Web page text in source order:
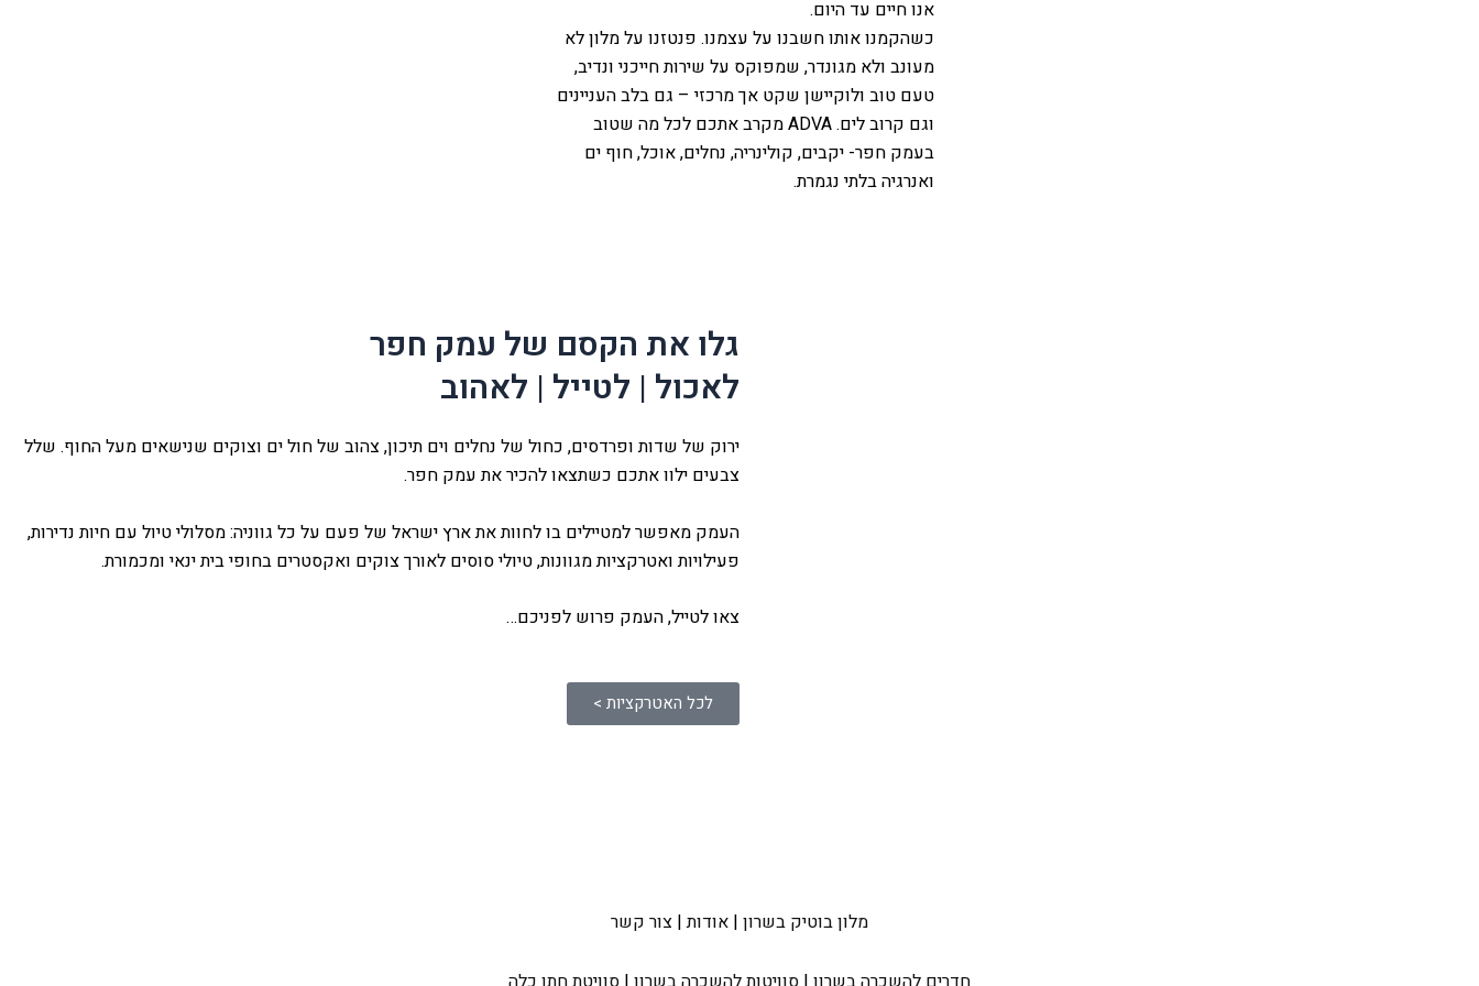
אנו חיים עד היום.
כשהקמנו אותו חשבנו על עצמנו. פנטזנו על מלון לא
מעונב ולא מגונדר, שמפוקס על שירות חייכני ונדיב,
טעם טוב ולוקיישן שקט אך מרכזי – גם בלב העניינים
וגם קרוב לים. ADVA מקרב אתכם לכל מה שטוב
בעמק חפר- יקבים, קולינריה, נחלים, אוכל, חוף ים
ואנרגיה בלתי נגמרת.
גלו את הקסם של עמק חפר
לאכול | לטייל | לאהוב
ירוק של שדות ופרדסים, כחול של נחלים וים תיכון, צהוב של חול ים וצוקים שנישאים מעל החוף. שלל
צבעים ילוו אתכם כשתצאו להכיר את עמק חפר.
העמק מאפשר למטיילים בו לחוות את ארץ ישראל של פעם על כל גווניה: מסלולי טיול עם חיות נדירות,
פעילויות ואטרקציות מגוונות, טיולי סוסים לאורך צוקים ואקסטרים בחופי בית ינאי ומכמורת.
צאו לטייל, העמק פרוש לפניכם…
לכל האטרקציות >
מלון בוטיק בשרון | אודות| צור קשר